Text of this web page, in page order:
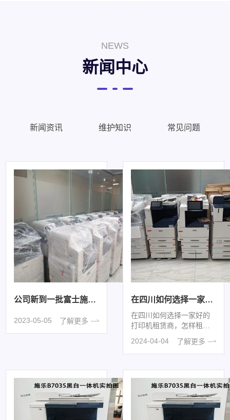
NEWS
新闻中心
新闻资讯 维护知识 常见问题
公司新到一批富士施乐系列黑白一体机/彩色数码一体机
2023-05-05 了解更多
在四川如何选择一家好的打印机租赁商，怎样租赁呢
在四川如何选择一家好的
打印机租赁商，怎样租赁
呢复印机现在已经很普及
了，但是客户要想购买一
台结实耐用的···
2024-04-04 了解更多